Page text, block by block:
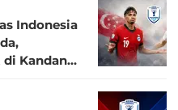
Indonesia
di Kandang